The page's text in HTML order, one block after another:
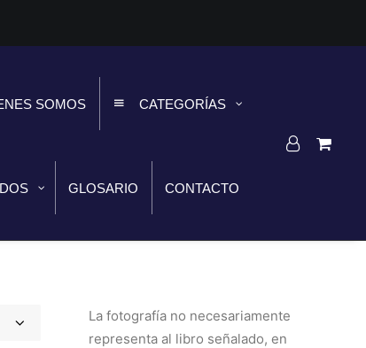
SOMOS CATEGORÍAS
GLOSARIO CONTACTO
La fotografía no necesariamente
representa al libro señalado, en